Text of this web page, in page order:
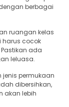
berbagai
ruangan kelas
harus cocok
ada
leluasa.
jenis permukaan
dibersihkan,
akan lebih